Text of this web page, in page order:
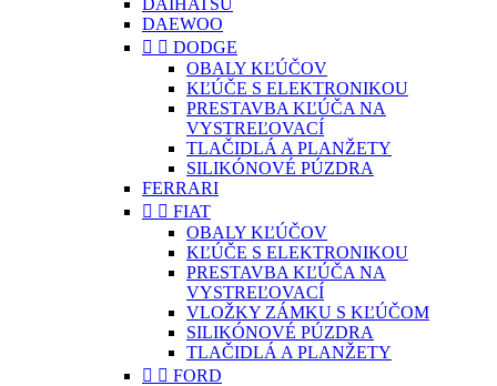
DAIHATSU
DAEWOO
  DODGE
OBALY KĽÚČOV
KĽÚČE S ELEKTRONIKOU
PRESTAVBA KĽÚČA NA
VYSTREĽOVACÍ
TLAČIDLÁ A PLANŽETY
SILIKÓNOVÉ PÚZDRA
FERRARI
  FIAT
OBALY KĽÚČOV
KĽÚČE S ELEKTRONIKOU
PRESTAVBA KĽÚČA NA
VYSTREĽOVACÍ
VLOŽKY ZÁMKU S KĽÚČOM
SILIKÓNOVÉ PÚZDRA
TLAČIDLÁ A PLANŽETY
  FORD